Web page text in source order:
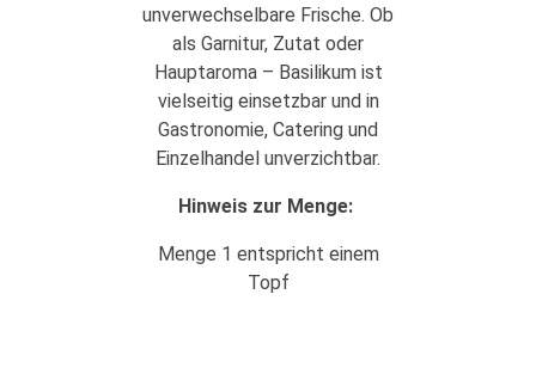
unverwechselbare Frische. Ob
als Garnitur, Zutat oder
Hauptaroma – Basilikum ist
vielseitig einsetzbar und in
Gastronomie, Catering und
Einzelhandel unverzichtbar.
Hinweis zur Menge:
Menge 1 entspricht einem
Topf